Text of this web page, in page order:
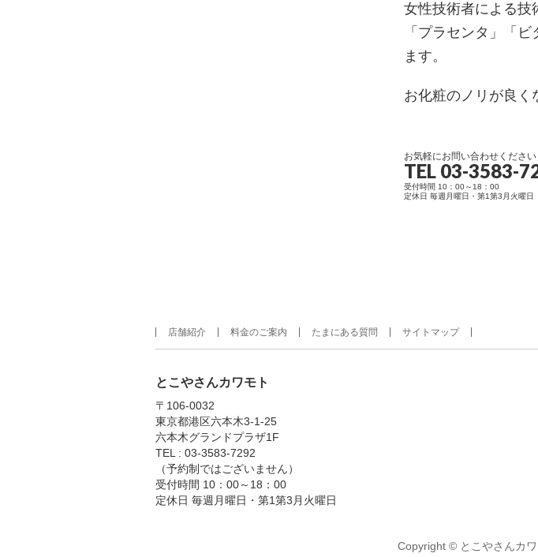
女性技術者による技
「プラセンタ」「
ます。
お化粧のノリが良く
お気軽にお問い合わせくださ
TEL 03-3583-
受付時間 10：00～18：00
定休日 毎週月曜日・第1第3月火曜日
店舗紹介 料金のご案内 たまにある質問 サイトマップ
とこやさんカワモト
〒106-0032
東京都港区六本木3-1-25
六本木グランドプラザ1F
TEL : 03-3583-7292
（予約制ではございません）
受付時間 10：00～18：00
定休日 毎週月曜日・第1第3月火曜日
Copyright © とこやさんカワ